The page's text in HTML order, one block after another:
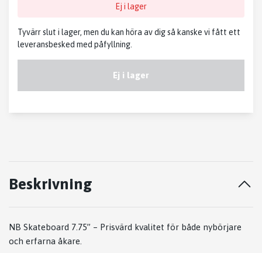
Ej i lager
Tyvärr slut i lager, men du kan höra av dig så kanske vi fått ett
leveransbesked med påfyllning.
Ej i lager
Beskrivning
NB Skateboard 7.75” – Prisvärd kvalitet för både nybörjare
och erfarna åkare.